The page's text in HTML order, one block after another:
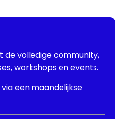
de volledige community,
workshops en events.
een maandelijkse